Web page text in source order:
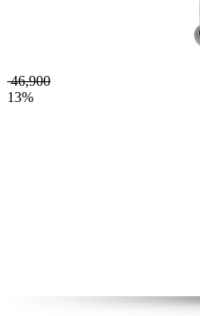
46,900
13%